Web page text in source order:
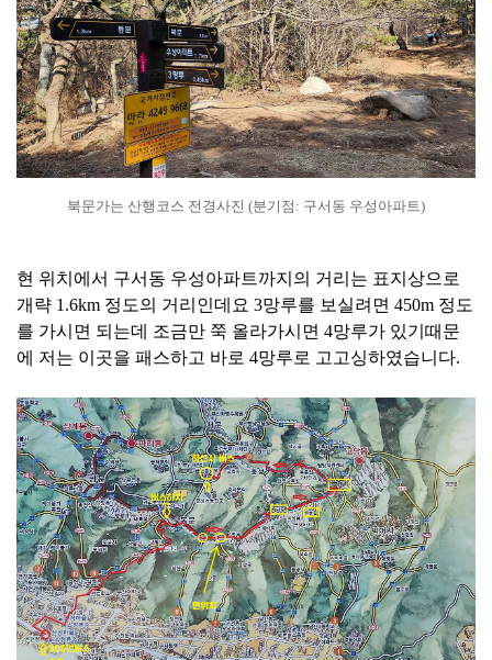
북문가는 산행코스 전경사진 (분기점: 구서동 우성아파트)
현 위치에서 구서동 우성아파트까지의 거리는 표지상으로
개략 1.6km 정도의 거리인데요 3망루를 보실려면 450m 정도
를 가시면 되는데 조금만 쭉 올라가시면 4망루가 있기때문
에 저는 이곳을 패스하고 바로 4망루로 고고싱하였습니다.